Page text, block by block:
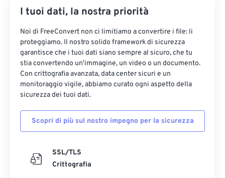
I tuoi dati, la nostra priorità
Noi di FreeConvert non ci limitiamo a convertire i file: li
proteggiamo. Il nostro solido framework di sicurezza
garantisce che i tuoi dati siano sempre al sicuro, che tu
stia convertendo un'immagine, un video o un documento.
Con crittografia avanzata, data center sicuri e un
monitoraggio vigile, abbiamo curato ogni aspetto della
sicurezza dei tuoi dati.
Scopri di più sul nostro impegno per la sicurezza
SSL/TLS
Crittografia